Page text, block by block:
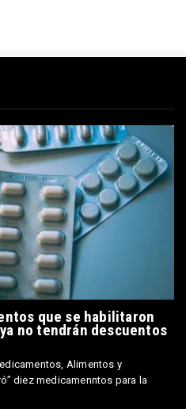
que se habilitaron
no tendrán descuentos
Alimentos y
diez medicamenntos para la